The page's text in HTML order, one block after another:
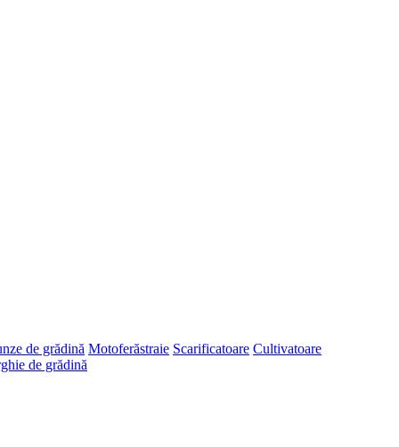
de grădină Motoferăstraie Scarificatoare Cultivatoare
de grădină